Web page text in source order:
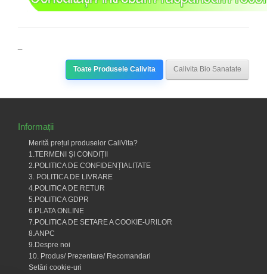
Toate Produsele Calivita Calivita Bio Sanatate
Informații
Merită prețul produselor CaliVita?
1.TERMENI ȘI CONDIȚII
2.POLITICA DE CONFIDENȚIALITATE
3. POLITICA DE LIVRARE
4.POLITICA DE RETUR
5.POLITICA GDPR
6.PLATA ONLINE
7.POLITICA DE SETARE A COOKIE-URILOR
8.ANPC
9.Despre noi
10. Produs/ Prezentare/ Recomandari
Setări cookie-uri